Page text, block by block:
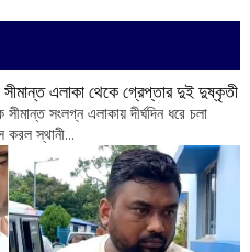
সীমান্ত এলাকা থেকে গ্রেপ্তার দুই দুষ্কৃতী
সংলগ্ন এলাকায় দীর্ঘদিন ধরে চলা
করল স্থানী...